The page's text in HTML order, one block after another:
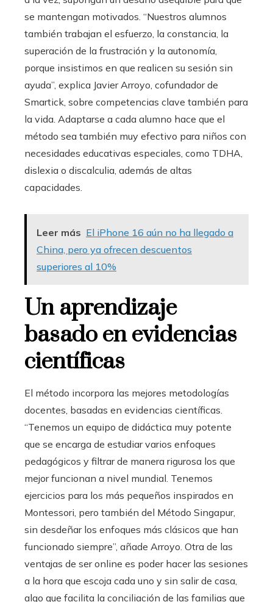
se mantengan motivados. “Nuestros alumnos
también trabajan el esfuerzo, la constancia, la
superación de la frustración y la autonomía,
porque insistimos en que realicen su sesión sin
ayuda”, explica Javier Arroyo, cofundador de
Smartick, sobre competencias clave también para
la vida. Adaptarse a cada alumno hace que el
método sea también muy efectivo para niños con
necesidades educativas especiales, como TDHA,
dislexia o discalculia, además de altas
capacidades.
Leer más El iPhone 16 aún no ha llegado a
China, pero ya ofrecen descuentos
superiores al 10%
Un aprendizaje
basado en evidencias
científicas
El método incorpora las mejores metodologías
docentes, basadas en evidencias científicas.
“Tenemos un equipo de didáctica muy potente
que se encarga de estudiar varios enfoques
pedagógicos y filtrar de manera rigurosa los que
mejor funcionan a nivel mundial. Tenemos
ejercicios para los más pequeños inspirados en
Montessori, pero también del Método Singapur,
sin desdeñar los enfoques más clásicos que han
funcionado siempre”, añade Arroyo. Otra de las
ventajas de ser online es poder hacer las sesiones
a la hora que escoja cada uno y sin salir de casa,
algo que facilita la conciliación de las familias que